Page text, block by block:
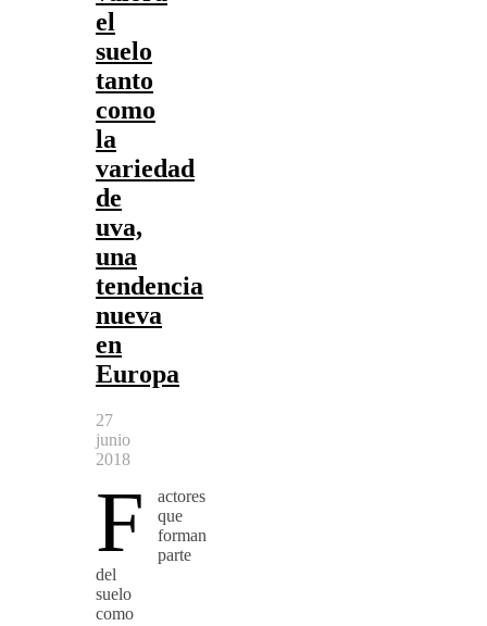
el
suelo
tanto
como
la
variedad
de
uva,
una
tendencia
nueva
en
Europa
27
junio
2018
F
actores
que
forman
parte
del
suelo
como